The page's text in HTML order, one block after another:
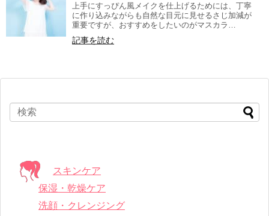
上手にすっぴん風メイクを仕上げるためには、丁寧
に作り込みながらも自然な目元に見せるさじ加減が
重要ですが、おすすめをしたいのがマスカラ…
記事を読む
スキンケア
保湿・乾燥ケア
洗顔・クレンジング